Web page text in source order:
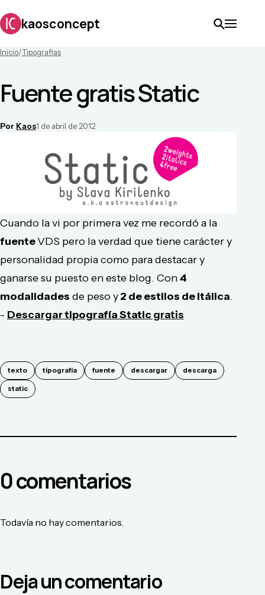
kaosconcept
Inicio/Tipografias
Fuente gratis Static
Por Kaos1 de abril de 2012
Cuando la vi por primera vez me recordó a la
fuenteVDS pero la verdad que tiene carácter y
personalidad propia como para destacar y
ganarse su puesto en este blog. Con4
modalidades de peso y2 de estilos de itálica.
- Descargartipografía Staticgratis
texto tipografía fuente descargar descarga
static
0comentarios
Todavía no hay comentarios.
Deja un comentario